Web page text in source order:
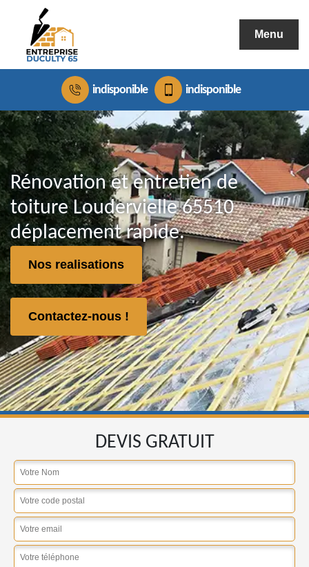
Menu
indisponible indisponible
Rénovation et entretien de
toiture Loudervielle 65510
déplacement rapide.
Nos realisations
Contactez-nous !
DEVIS GRATUIT